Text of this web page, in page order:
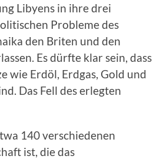
Libyens in ihre drei
Probleme des
den Briten und den
Es dürfte klar sein, dass
wie Erdöl, Erdgas, Gold und
Das Fell des erlegten
140 verschiedenen
ist, die das